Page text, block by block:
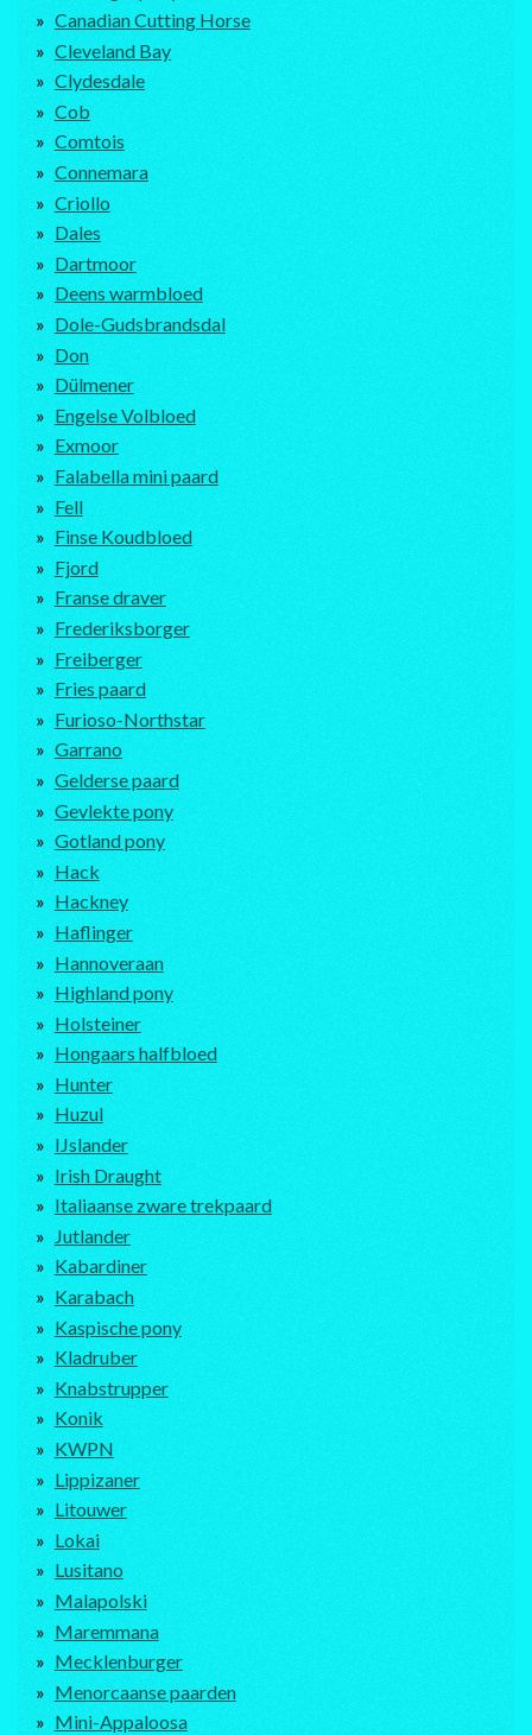
Canadian Cutting Horse
Cleveland Bay
Clydesdale
Cob
Comtois
Connemara
Criollo
Dales
Dartmoor
Deens warmbloed
Dole-Gudsbrandsdal
Don
Dülmener
Engelse Volbloed
Exmoor
Falabella mini paard
Fell
Finse Koudbloed
Fjord
Franse draver
Frederiksborger
Freiberger
Fries paard
Furioso-Northstar
Garrano
Gelderse paard
Gevlekte pony
Gotland pony
Hack
Hackney
Haflinger
Hannoveraan
Highland pony
Holsteiner
Hongaars halfbloed
Hunter
Huzul
IJslander
Irish Draught
Italiaanse zware trekpaard
Jutlander
Kabardiner
Karabach
Kaspische pony
Kladruber
Knabstrupper
Konik
KWPN
Lippizaner
Litouwer
Lokai
Lusitano
Malapolski
Maremmana
Mecklenburger
Menorcaanse paarden
Mini-Appaloosa